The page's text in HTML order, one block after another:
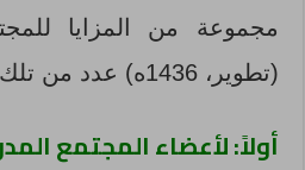
مجموعة من المزايا
(تطوير، 1436ه) عدد من تلك المزايا ومنها:
أولاً: لأعضاء المجتمع